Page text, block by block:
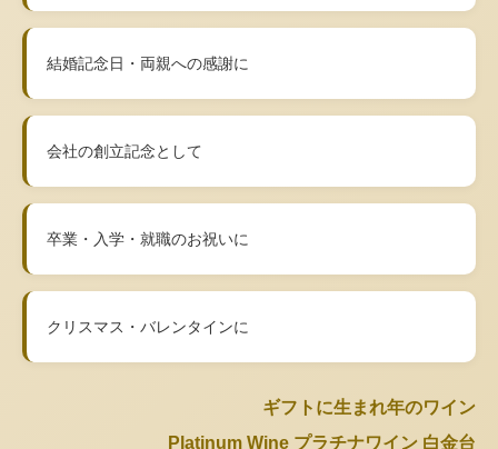
結婚記念日・両親への感謝に
会社の創立記念として
卒業・入学・就職のお祝いに
クリスマス・バレンタインに
ギフトに生まれ年のワイン
Platinum Wine プラチナワイン 白金台